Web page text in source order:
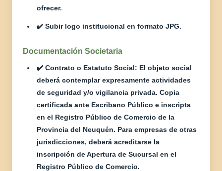
ofrecer.
✔️ Subir logo institucional en formato JPG.
Documentación Societaria
✔️ Contrato o Estatuto Social: El objeto social
deberá contemplar expresamente actividades
de seguridad y/o vigilancia privada. Copia
certificada ante Escribano Público e inscripta
en el Registro Público de Comercio de la
Provincia del Neuquén. Para empresas de otras
jurisdicciones, deberá acreditarse la
inscripción de Apertura de Sucursal en el
Registro Público de Comercio.